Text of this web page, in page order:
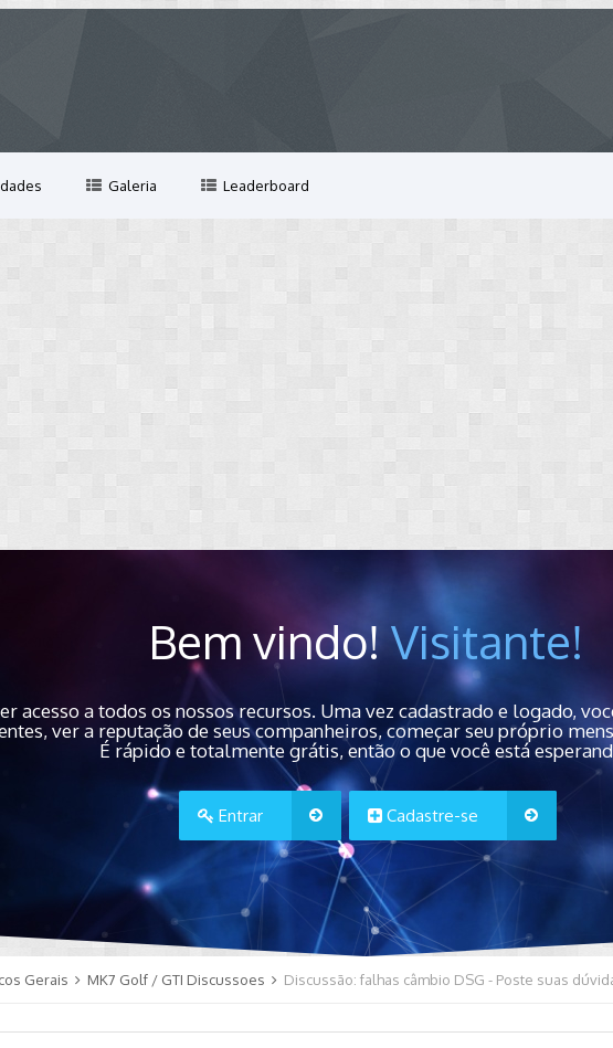
Galeria Leaderboard
Bem vindo!Visitante!
acesso a todos os nossos recursos. Uma vez cadastrado e logado,
ver a reputação de seus companheiros, começar seu próprio
É rápido e totalmente grátis, então o que você está
Entrar Cadastre-se
Gerais MK7 Golf / GTI Discussoes Discussão: falhas câmbio DSG - Poste suas